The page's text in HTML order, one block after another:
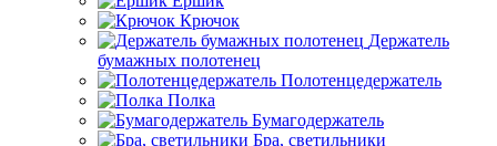
Крючок
Держатель
бумажных полотенец
Полотенцедержатель
Полка
Бумагодержатель
Бра, светильники